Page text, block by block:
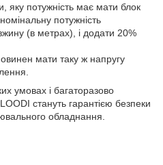
яку потужність має мати блок
потужність
(в метрах), і додати 20%
мати таку ж напругу
умовах і багаторазово
стануть гарантією безпеки
обладнання.